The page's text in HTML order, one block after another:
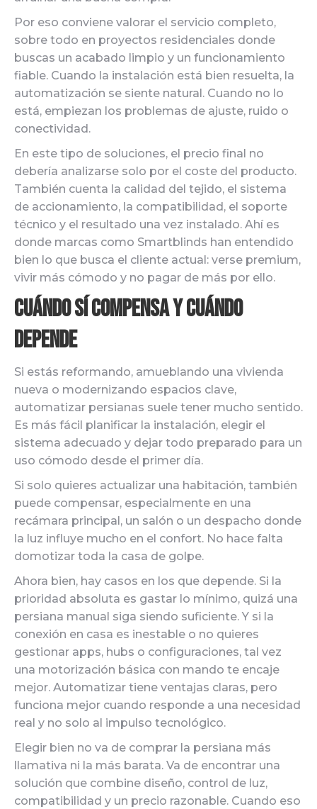
Por eso conviene valorar el servicio completo,
sobre todo en proyectos residenciales donde
buscas un acabado limpio y un funcionamiento
fiable. Cuando la instalación está bien resuelta, la
automatización se siente natural. Cuando no lo
está, empiezan los problemas de ajuste, ruido o
conectividad.
En este tipo de soluciones, el precio final no
debería analizarse solo por el coste del producto.
También cuenta la calidad del tejido, el sistema
de accionamiento, la compatibilidad, el soporte
técnico y el resultado una vez instalado. Ahí es
donde marcas como Smartblinds han entendido
bien lo que busca el cliente actual: verse premium,
vivir más cómodo y no pagar de más por ello.
Cuándo sí compensa y cuándo
depende
Si estás reformando, amueblando una vivienda
nueva o modernizando espacios clave,
automatizar persianas suele tener mucho sentido.
Es más fácil planificar la instalación, elegir el
sistema adecuado y dejar todo preparado para un
uso cómodo desde el primer día.
Si solo quieres actualizar una habitación, también
puede compensar, especialmente en una
recámara principal, un salón o un despacho donde
la luz influye mucho en el confort. No hace falta
domotizar toda la casa de golpe.
Ahora bien, hay casos en los que depende. Si la
prioridad absoluta es gastar lo mínimo, quizá una
persiana manual siga siendo suficiente. Y si la
conexión en casa es inestable o no quieres
gestionar apps, hubs o configuraciones, tal vez
una motorización básica con mando te encaje
mejor. Automatizar tiene ventajas claras, pero
funciona mejor cuando responde a una necesidad
real y no solo al impulso tecnológico.
Elegir bien no va de comprar la persiana más
llamativa ni la más barata. Va de encontrar una
solución que combine diseño, control de luz,
compatibilidad y un precio razonable. Cuando eso